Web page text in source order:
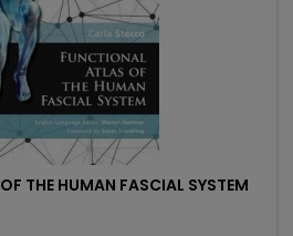
THE HUMAN FASCIAL SYSTEM